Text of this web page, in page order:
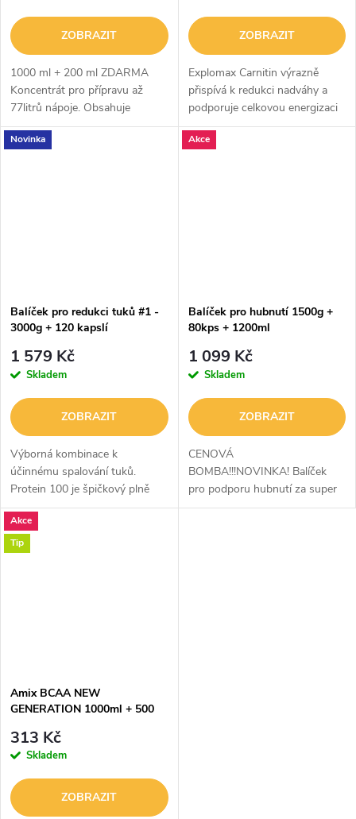
ZOBRAZIT
1000 ml + 200 ml ZDARMA
Koncentrát pro přípravu až
77litrů nápoje. Obsahuje
potřebné minerály a vitamíny v
koncentraci vhodné pro tělesný
ZOBRAZIT
Explomax Carnitin výrazně
přispívá k redukci nadváhy a
podporuje celkovou energizaci
organismu a také zlepšuje
fyzickou i psychickou
Novinka
Balíček pro redukci tuků #1 -
3000g + 120 kapslí
1 579 Kč
Skladem
ZOBRAZIT
Výborná kombinace k
účinnému spalování tuků.
Protein 100 je špičkový plně
instantní CFM protein, obsahuje
cca 75% podílu bílkovin. K
rychlejšímu výsledku Vám
Akce
Balíček pro hubnutí 1500g +
80kps + 1200ml
1 099 Kč
Skladem
ZOBRAZIT
CENOVÁ
BOMBA!!!NOVINKA! Balíček
pro podporu hubnutí za super
výhodnou cenu!
Akce
Tip
Amix BCAA NEW
GENERATION 1000ml + 500
313 Kč
Skladem
ZOBRAZIT